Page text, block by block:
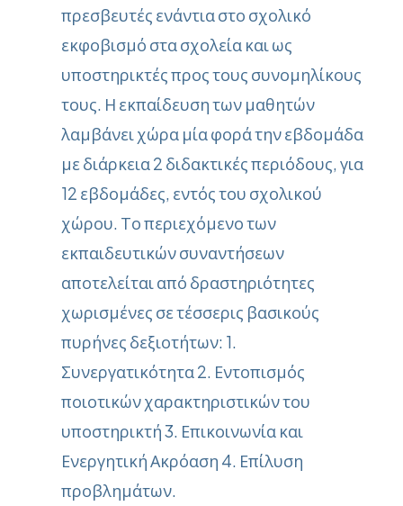
πρεσβευτές ενάντια στο σχολικό
εκφοβισμό στα σχολεία και ως
υποστηρικτές προς τους συνομηλίκους
τους. Η εκπαίδευση των μαθητών
λαμβάνει χώρα μία φορά την εβδομάδα
με διάρκεια 2 διδακτικές περιόδους, για
12 εβδομάδες, εντός του σχολικού
χώρου. Το περιεχόμενο των
εκπαιδευτικών συναντήσεων
αποτελείται από δραστηριότητες
χωρισμένες σε τέσσερις βασικούς
πυρήνες δεξιοτήτων: 1.
Συνεργατικότητα 2. Εντοπισμός
ποιοτικών χαρακτηριστικών του
υποστηρικτή 3. Επικοινωνία και
Ενεργητική Ακρόαση 4. Επίλυση
προβλημάτων.